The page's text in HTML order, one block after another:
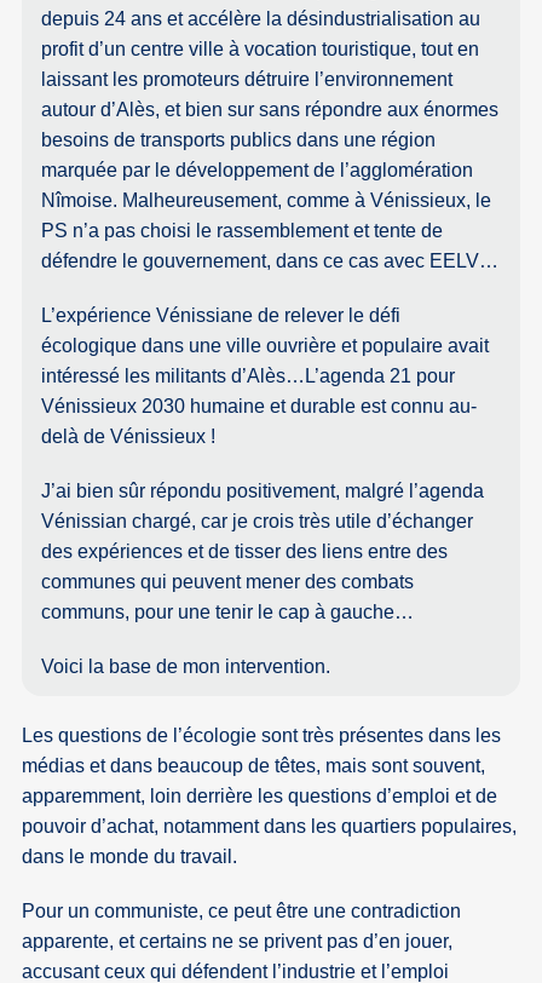
depuis 24 ans et accélère la désindustrialisation au
profit d’un centre ville à vocation touristique, tout en
laissant les promoteurs détruire l’environnement
autour d’Alès, et bien sur sans répondre aux énormes
besoins de transports publics dans une région
marquée par le développement de l’agglomération
Nîmoise. Malheureusement, comme à Vénissieux, le
PS n’a pas choisi le rassemblement et tente de
défendre le gouvernement, dans ce cas avec EELV…
L’expérience Vénissiane de relever le défi
écologique dans une ville ouvrière et populaire avait
intéressé les militants d’Alès…L’agenda 21 pour
Vénissieux 2030 humaine et durable est connu au-
delà de Vénissieux !
J’ai bien sûr répondu positivement, malgré l’agenda
Vénissian chargé, car je crois très utile d’échanger
des expériences et de tisser des liens entre des
communes qui peuvent mener des combats
communs, pour une tenir le cap à gauche…
Voici la base de mon intervention.
Les questions de l’écologie sont très présentes dans les
médias et dans beaucoup de têtes, mais sont souvent,
apparemment, loin derrière les questions d’emploi et de
pouvoir d’achat, notamment dans les quartiers populaires,
dans le monde du travail.
Pour un communiste, ce peut être une contradiction
apparente, et certains ne se privent pas d’en jouer,
accusant ceux qui défendent l’industrie et l’emploi